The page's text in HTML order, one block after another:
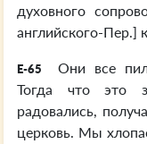
духовного
английского-Пер.]
E-65
Они все
Тогда что это
радовались,
церковь. Мы